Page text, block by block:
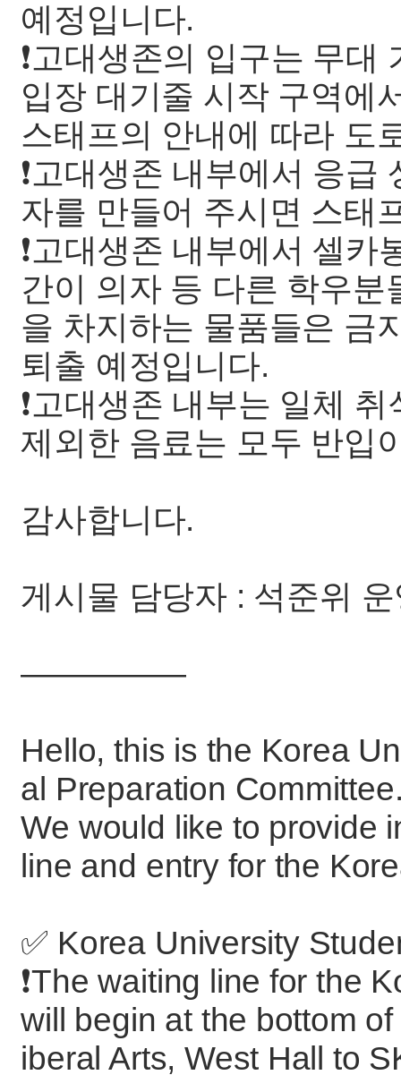
예정입니다.
❗️고대생존의 입구는 무
입장 대기줄 시작 구역에
스태프의 안내에 따라 도
❗️고대생존 내부에서 응
자를 만들어 주시면 스태
❗️고대생존 내부에서 셀
간이 의자 등 다른 학우
을 차지하는 물품들은 금
퇴출 예정입니다.
❗️고대생존 내부는 일체
제외한 음료는 모두 반입
감사합니다.
게시물 담당자 : 석준위
—————
Hello, this is the Korea
al Preparation
We would like to provide
line and entry for the
✅ Korea University
❗️The waiting line for the
will begin at the bottom
iberal Arts, West Hall to